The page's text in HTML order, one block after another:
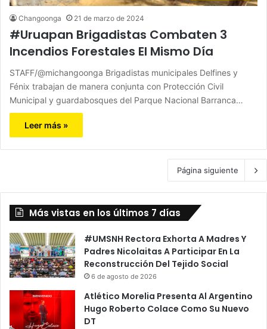
Changoonga 21 de marzo de 2024
#Uruapan Brigadistas Combaten 3
Incendios Forestales El Mismo Día
STAFF/@michangoonga Brigadistas municipales Delfines y
Fénix trabajan de manera conjunta con Protección Civil
Municipal y guardabosques del Parque Nacional Barranca…
Leer más »
Página siguiente
Más vistas en los últimos 7 días
#UMSNH Rectora Exhorta A Madres Y
Padres Nicolaitas A Participar En La
Reconstrucción Del Tejido Social
6 de agosto de 2026
Atlético Morelia Presenta Al Argentino
Hugo Roberto Colace Como Su Nuevo
DT